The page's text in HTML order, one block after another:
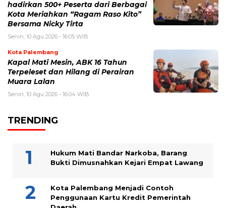
hadirkan 500+ Peserta dari Berbagai
Kota Meriahkan “Ragam Raso Kito”
Bersama Nicky Tirta
Senin, 10 Agu 2026 - 16:05 WIB
Kota Palembang
Kapal Mati Mesin, ABK 16 Tahun
Terpeleset dan Hilang di Perairan
Muara Lalan
Senin, 10 Agu 2026 - 16:04 WIB
TRENDING
Hukum Mati Bandar Narkoba, Barang
Bukti Dimusnahkan Kejari Empat Lawang
Kota Palembang Menjadi Contoh
Penggunaan Kartu Kredit Pemerintah